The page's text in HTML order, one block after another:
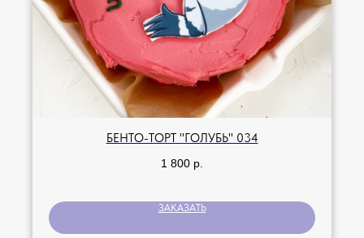
БЕНТО-ТОРТ "ГОЛУБЬ" 034
1 800 р.
ЗАКАЗАТЬ